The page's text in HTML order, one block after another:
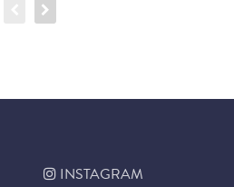
INSTAGRAM